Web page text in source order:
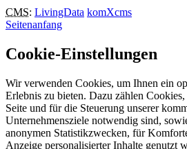
CMS: LivingData komXcms
Seitenanfang
Cookie-Einstellungen
Wir verwenden Cookies, um Ihnen ein
Erlebnis zu bieten. Dazu zählen
Seite und für die Steuerung unserer
Unternehmensziele notwendig sind,
anonymen Statistikzwecken, für
Anzeige personalisierter Inhalte genutzt